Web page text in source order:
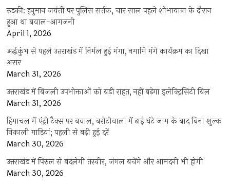
रुड़की: हनुमान जयंती पर पुलिस सर्तक, चार साल पहले शोभायात्रा के दौरान
हुआ था बवाल-आगजनी
April 1, 2026
अर्द्धकुंभ से पहले उत्तराखंड में निर्मल हुई गंगा, नमामि गंगे कार्यक्रम का दिखा
असर
March 31, 2026
उत्तराखंड में बिजली उपभोक्ताओं को बड़ी राहत, नहीं बढ़ेगा इलेक्ट्रिसिटी बिल
March 31, 2026
हिमाचल में एंट्री टैक्स पर बवाल, बरोटीवाला में ढाई घंटे जाम के बाद बिना शुल्क
निकाली गाड़ियां; पहली से बढ़ी हुई दरें
March 30, 2026
उत्तराखंड में पिरुल से बदलेगी तस्वीर, जंगल बचेंगे और आमदनी भी होगी
March 30, 2026